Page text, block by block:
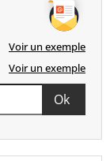
Voir un exemple
Voir un exemple